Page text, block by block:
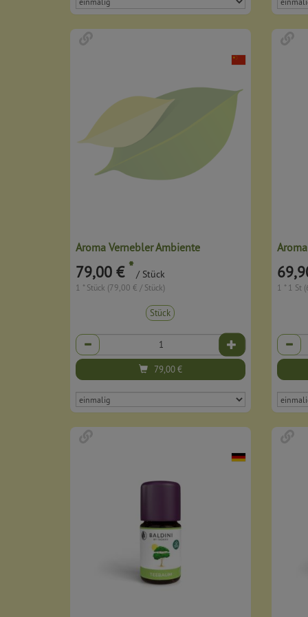
Aroma Vernebler Ambiente
79,00 € * / Stück
1 * Stück (79,00 € / Stück)
Stück
Anzahl
79,00€
1 * 1 St
Anzahl